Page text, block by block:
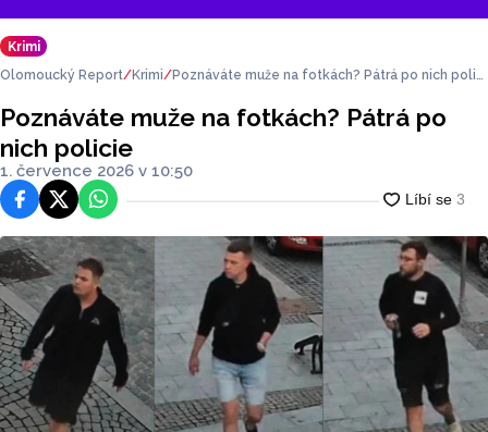
Krimi
Olomoucký Report
Krimi
Poznáváte muže na fotkách? Pátrá po nich polici
Poznáváte muže na fotkách? Pátrá po
nich policie
1. července 2026 v 10:50
FacebookPlatforma X
WhatsApp